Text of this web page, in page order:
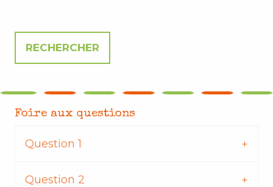
Foire aux questions
Question 1
Question 2